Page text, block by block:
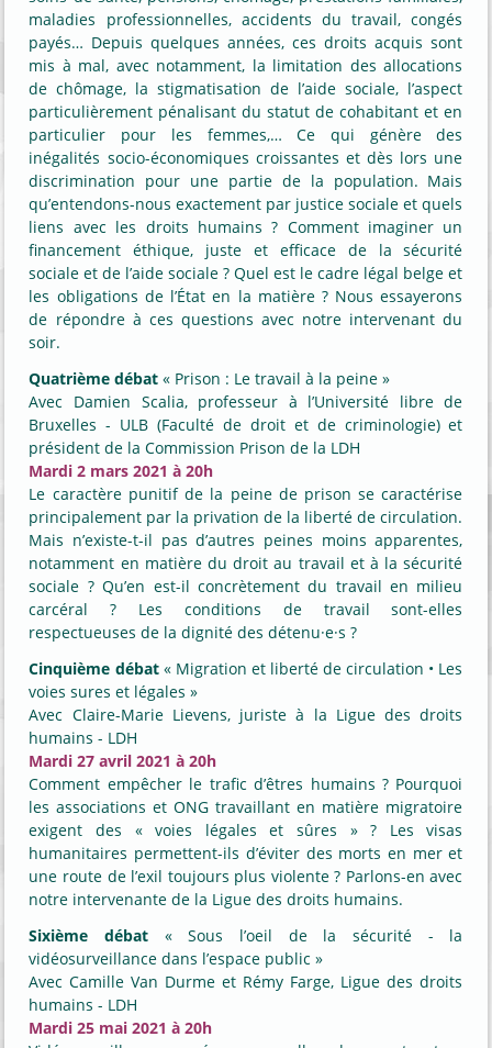
maladies professionnelles, accidents du travail, congés
payés… Depuis quelques années, ces droits acquis sont
mis à mal, avec notamment, la limitation des allocations
de chômage, la stigmatisation de l’aide sociale, l’aspect
particulièrement pénalisant du statut de cohabitant et en
particulier pour les femmes,… Ce qui génère des
inégalités socio-économiques croissantes et dès lors une
discrimination pour une partie de la population. Mais
qu’entendons-nous exactement par justice sociale et quels
liens avec les droits humains ? Comment imaginer un
financement éthique, juste et efficace de la sécurité
sociale et de l’aide sociale ? Quel est le cadre légal belge et
les obligations de l’État en la matière ? Nous essayerons
de répondre à ces questions avec notre intervenant du
soir.
Quatrième débat « Prison : Le travail à la peine »
Avec Damien Scalia, professeur à l’Université libre de
Bruxelles - ULB (Faculté de droit et de criminologie) et
président de la Commission Prison de la LDH
Mardi 2 mars 2021 à 20h
Le caractère punitif de la peine de prison se caractérise
principalement par la privation de la liberté de circulation.
Mais n’existe-t-il pas d’autres peines moins apparentes,
notamment en matière du droit au travail et à la sécurité
sociale ? Qu’en est-il concrètement du travail en milieu
carcéral ? Les conditions de travail sont-elles
respectueuses de la dignité des détenu·e·s ?
Cinquième débat« Migration et liberté de circulation • Les
voies sures et légales »
Avec Claire-Marie Lievens, juriste à la Ligue des droits
humains - LDH
Mardi 27 avril 2021 à 20h
Comment empêcher le trafic d’êtres humains ? Pourquoi
les associations et ONG travaillant en matière migratoire
exigent des « voies légales et sûres » ? Les visas
humanitaires permettent-ils d’éviter des morts en mer et
une route de l’exil toujours plus violente ? Parlons-en avec
notre intervenante de la Ligue des droits humains.
Sixième débat « Sous l’oeil de la sécurité - la
vidéosurveillance dans l’espace public »
Avec Camille Van Durme et Rémy Farge, Ligue des droits
humains - LDH
Mardi 25 mai 2021 à 20h